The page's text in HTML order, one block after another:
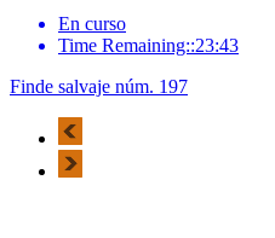
En curso
Time Remaining::23:43
Finde salvaje núm. 197